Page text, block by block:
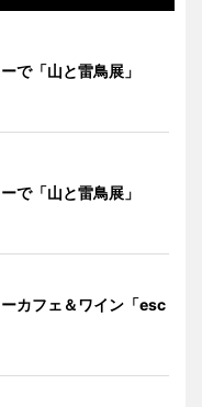
で「山と雷鳥展」
で「山と雷鳥展」
カフェ＆ワイン「esc